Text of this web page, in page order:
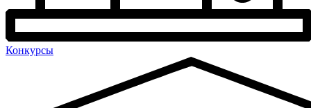
Конкурсы